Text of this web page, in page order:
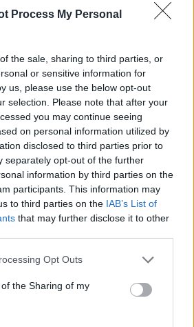
Process My Personal
the sale, sharing to third parties, or
or sensitive information for
us, please use the below opt-out
selection. Please note that after your
you may continue seeing
on personal information utilized by
disclosed to third parties prior to
separately opt-out of the further
information by third parties on the
participants. This information may
to third parties on the IAB’s List of
that may further disclose it to other
app uses one or more Google
or usage behaviour. You may click to
to Google and its third-party tags to
specified purposes in below Google
Opt Outs
the Sharing of my
Πάσχα στο πιο κοσμοπολίτικο
τους πιο κοσμοπολίτικους ορεινούς
και...